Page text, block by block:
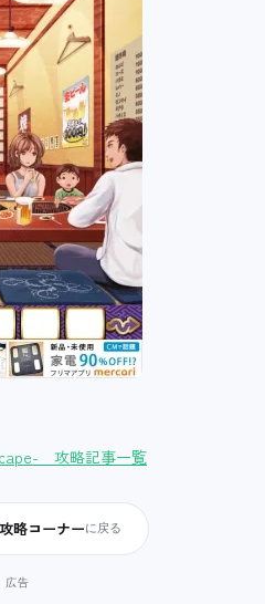
攻略記事一覧
略コーナーに戻る